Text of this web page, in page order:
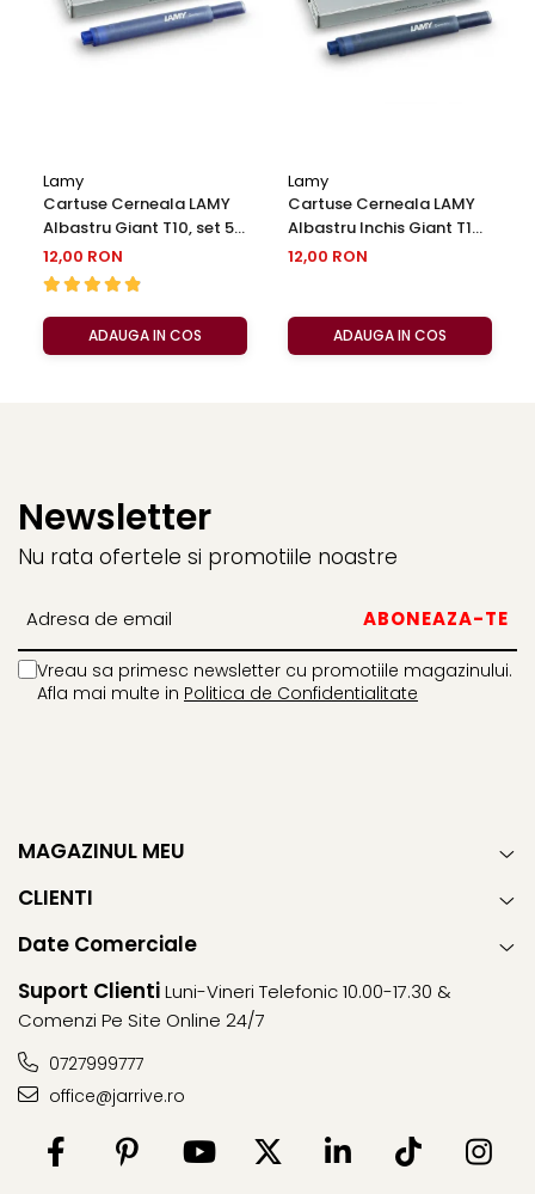
Herlitz
Zebra
ICO
POLICE
Lamy
Cartuse Cerneala LAMY
Albastru Giant T10, set 5
buc
12,00 RON
ADAUGA IN COS
Lamy
Cartuse Cerneala LAMY
Albastru Inchis Giant T10,
set 5 buc
12,00 RON
ADAUGA IN COS
Newsletter
Nu rata ofertele si promotiile noastre
Vreau sa primesc newsletter cu promotiile magazinului.
Afla mai multe in Politica de Confidentialitate
MAGAZINUL MEU
CLIENTI
Date Comerciale
Suport ClientiLuni-Vineri Telefonic 10.00-17.30 &
Comenzi Pe Site Online 24/7
0727999777
office@jarrive.ro